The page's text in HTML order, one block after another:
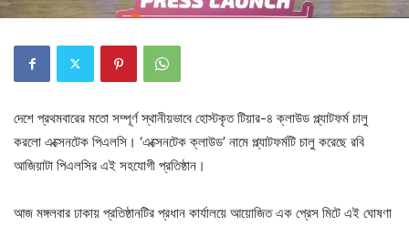
দেশে প্রথমবারের মতো সম্পূর্ণ স্থানীয়ভাবে হোস্টকৃত টিয়ার-৪ ক্লাউড প্ল্যাটফর্ম চালু
করলো এক্সেনটেক পিএলসি। ‘এক্সেনটেক ক্লাউড’ নামে প্ল্যাটফর্মটি চালু করেছে রবি
আজিয়াটা পিএলসির এই সহযোগী প্রতিষ্ঠান।
আজ মঙ্গলবার ঢাকায় প্রতিষ্ঠানটির প্রধান কার্যালয়ে আয়োজিত এক প্রেস মিটে এই ঘোষণা